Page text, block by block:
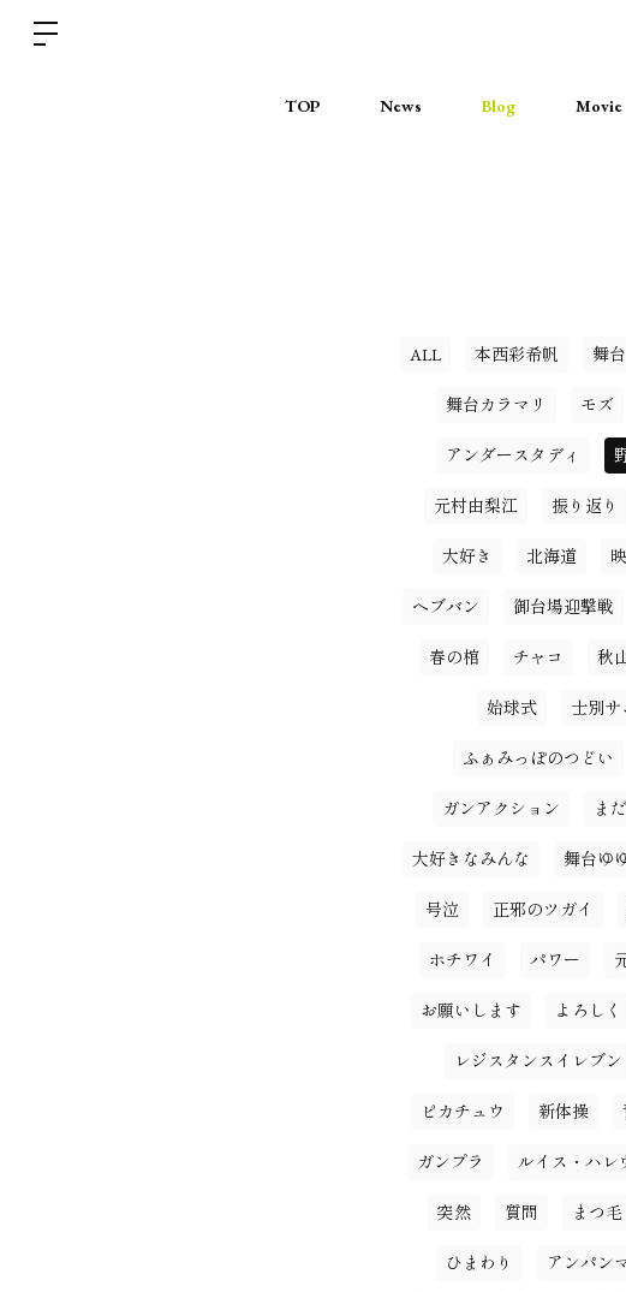
TOP News Blog Movie
ALL 本西彩希帆 舞台
舞台カラマリ モズ
アンダースタディ
元村由梨江 振り返り
大好き 北海道
ヘブバン 御台場迎撃戦
春の棺 チャコ 秋
始球式 士別
ふぁみっぽのつどい
ガンアクション ま
大好きなみんな 舞台ゆ
号泣 正邪のツガイ
ホチワイ パワー
お願いします よろしく
レジスタンスイレブン
ピカチュウ 新体操
ガンプラ ルイス・ハレ
突然 質問 まつ毛
ひまわり アンパン